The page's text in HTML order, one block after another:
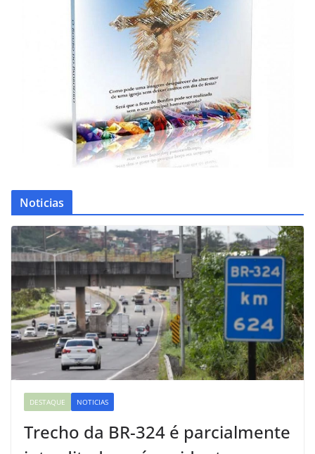
Noticias
DESTAQUE NOTICIAS
Trecho da BR-324 é parcialmente